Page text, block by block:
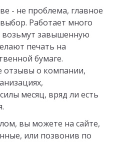
- не проблема, главное
Работает много
завышенную
печать на
бумаге.
отзывы о компании,
месяц, вряд ли есть
вы можете на сайте,
или позвонив по